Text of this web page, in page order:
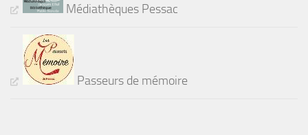
Médiathèques Pessac
Passeurs de mémoire